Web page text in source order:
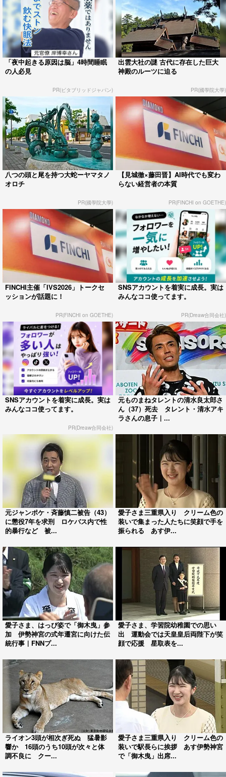
「夜中起きる原因は脳」4時間睡眠
の人必見
PR(ビタブリッドジャパン)
出雲大社の謎 古代に存在した巨大
神殿のルーツに迫る
PR(國學院大學)
八つの頭と尾を持つ大蛇ーヤマタノ
オロチ
PR(國學院大學)
【見城徹×藤田晋】AI時代でも変わ
らない経営者の本質
PR(FINCHI on GOETHE)
FINCHI主催「IVS2026」トークセ
ッションが話題に！
PR(FINCHI on GOETHE)
SNSアカウントを着実に成長。実は
みんなココ使ってます。
PR(Dreaw合同会社)
SNSアカウントを着実に成長。実は
みんなココ使ってます。
PR(Dreaw合同会社)
元ものまねタレントの清水良太郎さ
ん（37）死去 タレント・清水アキ
ラさんの息子｜...
元ジャンポケ・斉藤慎二被告（43）
に懲役7年を求刑 ロケバス内で性
的暴行など 被...
愛子さま三重県入り クリーム色の
装いで集まった人たちに笑顔で手を
振られる あす伊...
愛子さま、はっぴ姿で「御木曳」参
加 伊勢神宮の式年遷宮に向けた伝
統行事｜FNNプ...
愛子さま、学習院幼稚園での思い
出 運動会では天皇皇后両陛下が笑
顔で応援 星取表を...
ライオン3頭が相次ぎ死ぬ 猛暑影
響か 16頭のうち10頭が次々と体
調不良に クー...
愛子さま三重県入り クリーム色の
装いで駅長らに挨拶 あす伊勢神宮
で「御木曳」出席...